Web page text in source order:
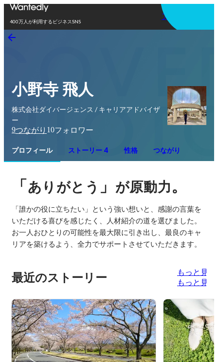
400万人が利用するビジネスSNS
アプリを使う
小野寺 飛人
株式会社ダイバージェンス / キャリアアドバイザ
ー
9つながり 10フォロワー
プロフィール ストーリー 4 性格 つながり
「ありがとう 」 が原動力。
「誰かの役に立ちたい」という強い想いと、感謝の言葉を
いただける喜びを感じたく、人材紹介の道を選びました。
お一人おひとりの可能性を最大限に引き出し、最良のキャ
リアを築けるよう、全力でサポートさせていただきます。
最近のストーリー
もっと見る
もっと見る